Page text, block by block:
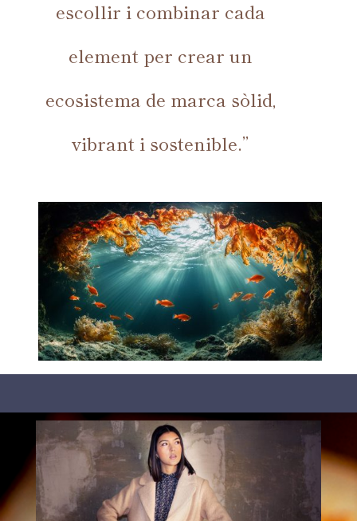
escollir i combinar cada
element per crear un
ecosistema de marca sòlid,
vibrant i sostenible.”